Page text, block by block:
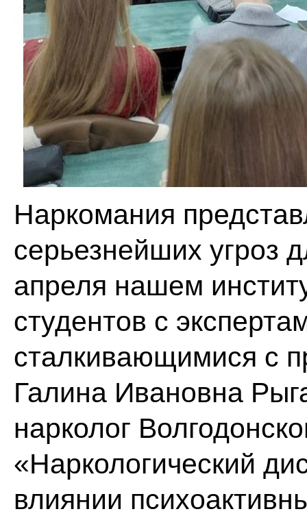
Наркомания
серьезнейших угроз
апреля нашем
студентов с
сталкивающимися с
Галина Ивановна
нарколог
«Наркологический
влиянии